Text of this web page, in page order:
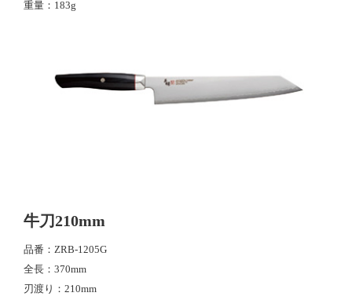
重量
183g
牛刀210mm
品番
ZRB-1205G
全長
370mm
刃渡り
210mm